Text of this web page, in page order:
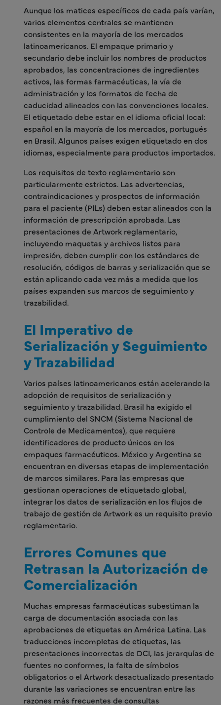
Aunque los matices específicos de cada país varían,
varios elementos centrales se mantienen
consistentes en la mayoría de los mercados
latinoamericanos. El empaque primario y
secundario debe incluir los nombres de productos
aprobados, las concentraciones de ingredientes
activos, las formas farmacéuticas, la vía de
administración y los formatos de fecha de
caducidad alineados con las convenciones locales.
El etiquetado debe estar en el idioma oficial local:
español en la mayoría de los mercados, portugués
en Brasil. Algunos países exigen etiquetado en dos
idiomas, especialmente para productos importados.
Los requisitos de texto reglamentario son
particularmente estrictos. Las advertencias,
contraindicaciones y prospectos de información
para el paciente (PILs) deben estar alineados con la
información de prescripción aprobada. Las
presentaciones de Artwork reglamentario,
incluyendo maquetas y archivos listos para
impresión, deben cumplir con los estándares de
resolución, códigos de barras y serialización que se
están aplicando cada vez más a medida que los
países expanden sus marcos de seguimiento y
trazabilidad.
El Imperativo de
Serialización y Seguimiento
y Trazabilidad
Varios países latinoamericanos están acelerando la
adopción de requisitos de serialización y
seguimiento y trazabilidad. Brasil ha exigido el
cumplimiento del SNCM (Sistema Nacional de
Controle de Medicamentos), que requiere
identificadores de producto únicos en los
empaques farmacéuticos. México y Argentina se
encuentran en diversas etapas de implementación
de marcos similares. Para las empresas que
gestionan operaciones de etiquetado global,
integrar los datos de serialización en los flujos de
trabajo de gestión de Artwork es un requisito previo
reglamentario.
Errores Comunes que
Retrasan la Autorización de
Comercialización
Muchas empresas farmacéuticas subestiman la
carga de documentación asociada con las
aprobaciones de etiquetas en América Latina. Las
traducciones incompletas de etiquetas, las
presentaciones incorrectas de DCI, las jerarquías de
fuentes no conformes, la falta de símbolos
obligatorios o el Artwork desactualizado presentado
durante las variaciones se encuentran entre las
razones más frecuentes de consultas